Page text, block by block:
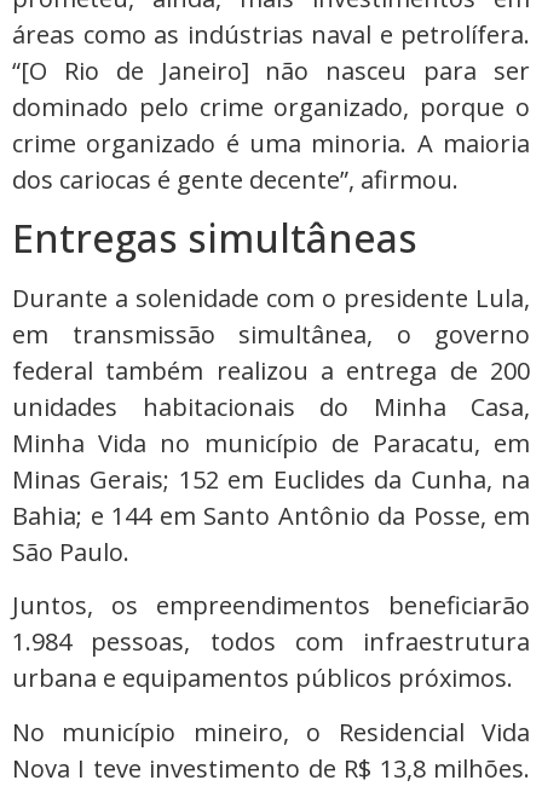
áreas como as indústrias naval e petrolífera.
“[O Rio de Janeiro] não nasceu para ser
dominado pelo crime organizado, porque o
crime organizado é uma minoria. A maioria
dos cariocas é gente decente”, afirmou.
Entregas simultâneas
Durante a solenidade com o presidente Lula,
em transmissão simultânea, o governo
federal também realizou a entrega de 200
unidades habitacionais do Minha Casa,
Minha Vida no município de Paracatu, em
Minas Gerais; 152 em Euclides da Cunha, na
Bahia; e 144 em Santo Antônio da Posse, em
São Paulo.
Juntos, os empreendimentos beneficiarão
1.984 pessoas, todos com infraestrutura
urbana e equipamentos públicos próximos.
No município mineiro, o Residencial Vida
Nova I teve investimento de R$ 13,8 milhões.